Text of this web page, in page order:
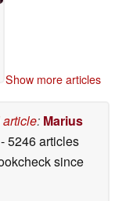
Show more articles
: Marius
- 5246 articles
since